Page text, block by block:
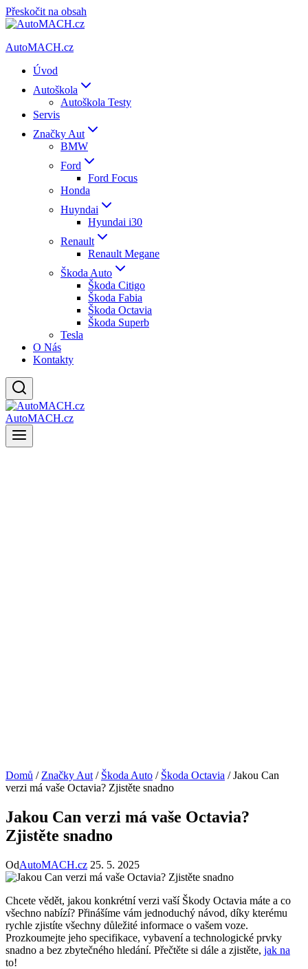
Přeskočit na obsah
AutoMACH.cz
Úvod
Autoškola
Autoškola Testy
Servis
Značky Aut
BMW
Ford
Ford Focus
Honda
Huyndai
Hyundai i30
Renault
Renault Megane
Škoda Auto
Škoda Citigo
Škoda Fabia
Škoda Octavia
Škoda Superb
Tesla
O Nás
Kontakty
AutoMACH.cz
Domů / Značky Aut / Škoda Auto / Škoda Octavia / Jakou Can
verzi má vaše Octavia? Zjistěte snadno
Jakou Can verzi má vaše Octavia?
Zjistěte snadno
OdAutoMACH.cz 25. 5. 2025
Chcete vědět, jakou konkrétní verzi vaší Škody Octavia máte a co
všechno nabízí? Přinášíme vám jednoduchý návod, díky kterému
rychle zjistíte všechny důležité informace o vašem voze.
Prozkoumejte jeho specifikace, vybavení a technologické prvky
snadno a bez zbytečného hledání. Přečtěte si dále a zjistěte, jak na
to!